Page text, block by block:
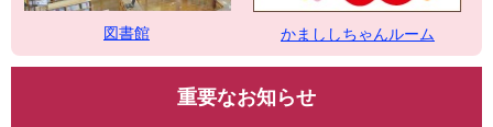
図書館 かまししちゃんルーム
重要なお知らせ